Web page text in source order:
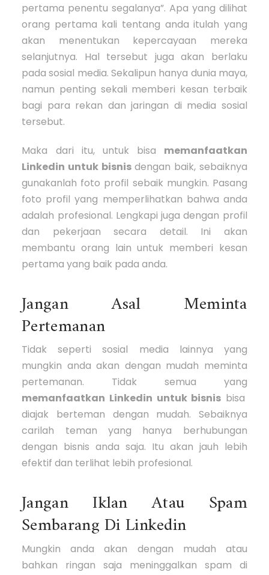
pertama penentu segalanya”. Apa yang dilihat
orang pertama kali tentang anda itulah yang
akan menentukan kepercayaan mereka
selanjutnya. Hal tersebut juga akan berlaku
pada sosial media. Sekalipun hanya dunia maya,
namun penting sekali memberi kesan terbaik
bagi para rekan dan jaringan di media sosial
tersebut.
Maka dari itu, untuk bisa memanfaatkan
Linkedin untuk bisnisdengan baik, sebaiknya
gunakanlah foto profil sebaik mungkin. Pasang
foto profil yang memperlihatkan bahwa anda
adalah profesional. Lengkapi juga dengan profil
dan pekerjaan secara detail. Ini akan
membantu orang lain untuk memberi kesan
pertama yang baik pada anda.
Jangan Asal Meminta
Pertemanan
Tidak seperti sosial media lainnya yang
mungkin anda akan dengan mudah meminta
pertemanan. Tidak semua yang
memanfaatkan Linkedin untuk bisnis bisa
diajak berteman dengan mudah. Sebaiknya
carilah teman yang hanya berhubungan
dengan bisnis anda saja. Itu akan jauh lebih
efektif dan terlihat lebih profesional.
Jangan Iklan Atau Spam
Sembarang Di Linkedin
Mungkin anda akan dengan mudah atau
bahkan ringan saja meninggalkan spam di